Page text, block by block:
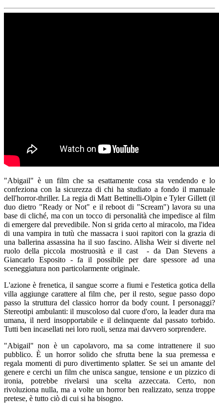
"Abigail" è un film che sa esattamente cosa sta vendendo e lo
confeziona con la sicurezza di chi ha studiato a fondo il manuale
dell'horror-thriller. La regia di Matt Bettinelli-Olpin e Tyler Gillett (il
duo dietro "Ready or Not" e il reboot di "Scream") lavora su una
base di cliché, ma con un tocco di personalità che impedisce al film
di emergere dal prevedibile. Non si grida certo al miracolo, ma l'idea
di una vampira in tutù che massacra i suoi rapitori con la grazia di
una ballerina assassina ha il suo fascino. Alisha Weir si diverte nel
ruolo della piccola mostruosità e il cast - da Dan Stevens a
Giancarlo Esposito - fa il possibile per dare spessore ad una
sceneggiatura non particolarmente originale.
L'azione è frenetica, il sangue scorre a fiumi e l'estetica gotica della
villa aggiunge carattere al film che, per il resto, segue passo dopo
passo la struttura del classico horror da body count. I personaggi?
Stereotipi ambulanti: il muscoloso dal cuore d'oro, la leader dura ma
umana, il nerd insopportabile e il delinquente dal passato torbido.
Tutti ben incasellati nei loro ruoli, senza mai davvero sorprendere.
"Abigail" non è un capolavoro, ma sa come intrattenere il suo
pubblico. È un horror solido che sfrutta bene la sua premessa e
regala momenti di puro divertimento splatter. Se sei un amante del
genere e cerchi un film che unisca sangue, tensione e un pizzico di
ironia, potrebbe rivelarsi una scelta azzeccata. Certo, non
rivoluziona nulla, ma a volte un horror ben realizzato, senza troppe
pretese, è tutto ciò di cui si ha bisogno.